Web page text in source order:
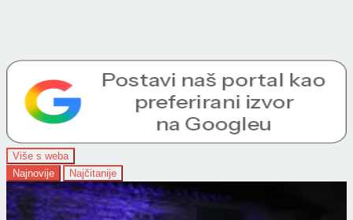
Više s weba
Najnovije
Najčitanije